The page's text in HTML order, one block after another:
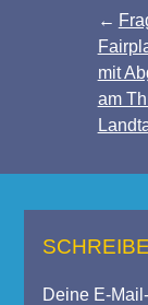
mit
am
Deine E-